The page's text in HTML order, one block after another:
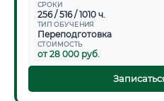
СРОКИ
256 / 516 / 1010 ч.
ТИП ОБУЧЕНИЯ
Переподготовка
СТОИМОСТЬ
от 28 000 руб.